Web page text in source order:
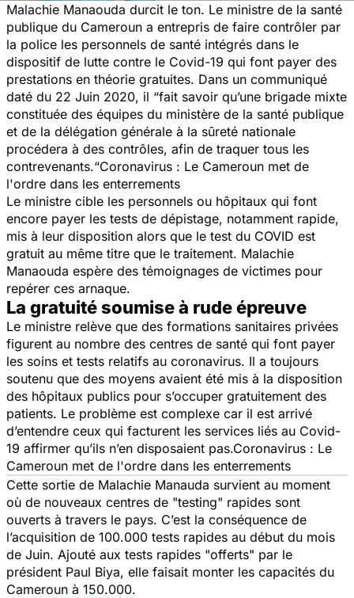
Malachie Manaouda durcit le ton. Le ministre de la santé
publique du Cameroun a entrepris de faire contrôler par
la police les personnels de santé intégrés dans le
dispositif de lutte contre le Covid-19 qui font payer des
prestations en théorie gratuites. Dans un communiqué
daté du 22 Juin 2020, il “fait savoir qu’une brigade mixte
constituée des équipes du ministère de la santé publique
et de la délégation générale à la sûreté nationale
procédera à des contrôles, afin de traquer tous les
contrevenants.“​Coronavirus : Le Cameroun met de
l'ordre dans les enterrements
Le ministre cible les personnels ou hôpitaux qui font
encore payer les tests de dépistage, notamment rapide,
mis à leur disposition alors que le test du COVID est
gratuit au même titre que le traitement. Malachie
Manaouda espère des témoignages de victimes pour
repérer ces arnaque.
La gratuité soumise à rude épreuve
Le ministre relève que des formations sanitaires privées
figurent au nombre des centres de santé qui font payer
les soins et tests relatifs au coronavirus. Il a toujours
soutenu que des moyens avaient été mis à la disposition
des hôpitaux publics pour s’occuper gratuitement des
patients. Le problème est complexe car il est arrivé
d’entendre ceux qui facturent les services liés au Covid-
19 affirmer qu’ils n’en disposaient pas.​Coronavirus : Le
Cameroun met de l'ordre dans les enterrements
Cette sortie de Malachie Manauda survient au moment
où de nouveaux centres de "testing" rapides sont
ouverts à travers le pays. C’est la conséquence de
l’acquisition de 100.000 tests rapides au début du mois
de Juin. Ajouté aux tests rapides "offerts" par le
président Paul Biya, elle faisait monter les capacités du
Cameroun à 150.000.